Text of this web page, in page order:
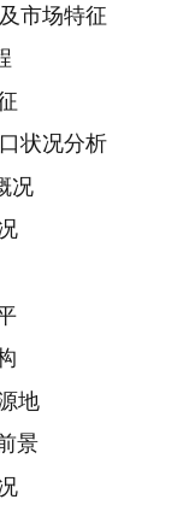
市场特征
状况分析
况
地
景